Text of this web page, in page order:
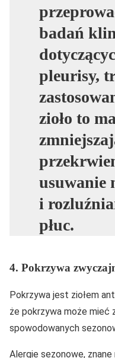
badań
pleurisy,
zioło to
usuwanie
i
płuc.
4. Pokrzywa
Pokrzywa jest ziołem
że pokrzywa może mieć
spowodowanych
Alergie sezonowe,